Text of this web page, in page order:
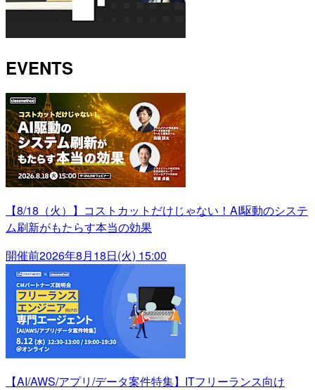
EVENTS
【8/18（火）】コストカットだけじゃない！AI駆動のシステ
ム刷新がもたらす本当の効果
開催前2026年8月18日(火) 15:00
【AI/AWS/アプリ/データ案件特集】ITフリーランス向け